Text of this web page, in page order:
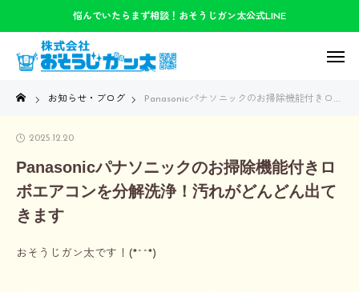
悩んでいたらまず相談！おそうじガン太公式LINE
お知らせ・ブログ Panasonicパナソニックのお掃除機能付きロボエアコンを分解洗浄！汚れがどんどん出てきます
2025.12.20
Panasonicパナソニックのお掃除機能付きロ
ボエアコンを分解洗浄！汚れがどんどん出て
きます
おそうじガン太です！(*^^*)